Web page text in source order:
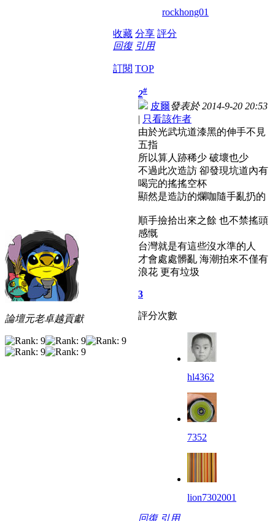
rockhong01
收藏 分享 評分
回復 引用
訂閱 TOP
論壇元老卓越貢獻
2#
皮爾發表於 2014-9-20 20:53
| 只看該作者
由於光武坑道漆黑的伸手不見
五指
所以算人跡稀少 破壞也少
不過此次造訪 卻發現坑道內有
喝完的搖搖空杯
顯然是造訪的爛咖隨手亂扔的
順手撿拾出來之餘 也不禁搖頭
感慨
台灣就是有這些沒水準的人
才會處處髒亂 海潮拍來不僅有
浪花 更有垃圾
3
評分次數
hl4362
7352
lion7302001
回復 引用